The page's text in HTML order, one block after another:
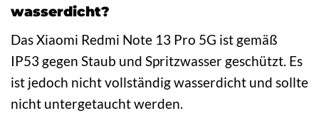
wasserdicht?
Das Xiaomi Redmi Note 13 Pro 5G ist gemäß
IP53 gegen Staub und Spritzwasser geschützt. Es
ist jedoch nicht vollständig wasserdicht und sollte
nicht untergetaucht werden.